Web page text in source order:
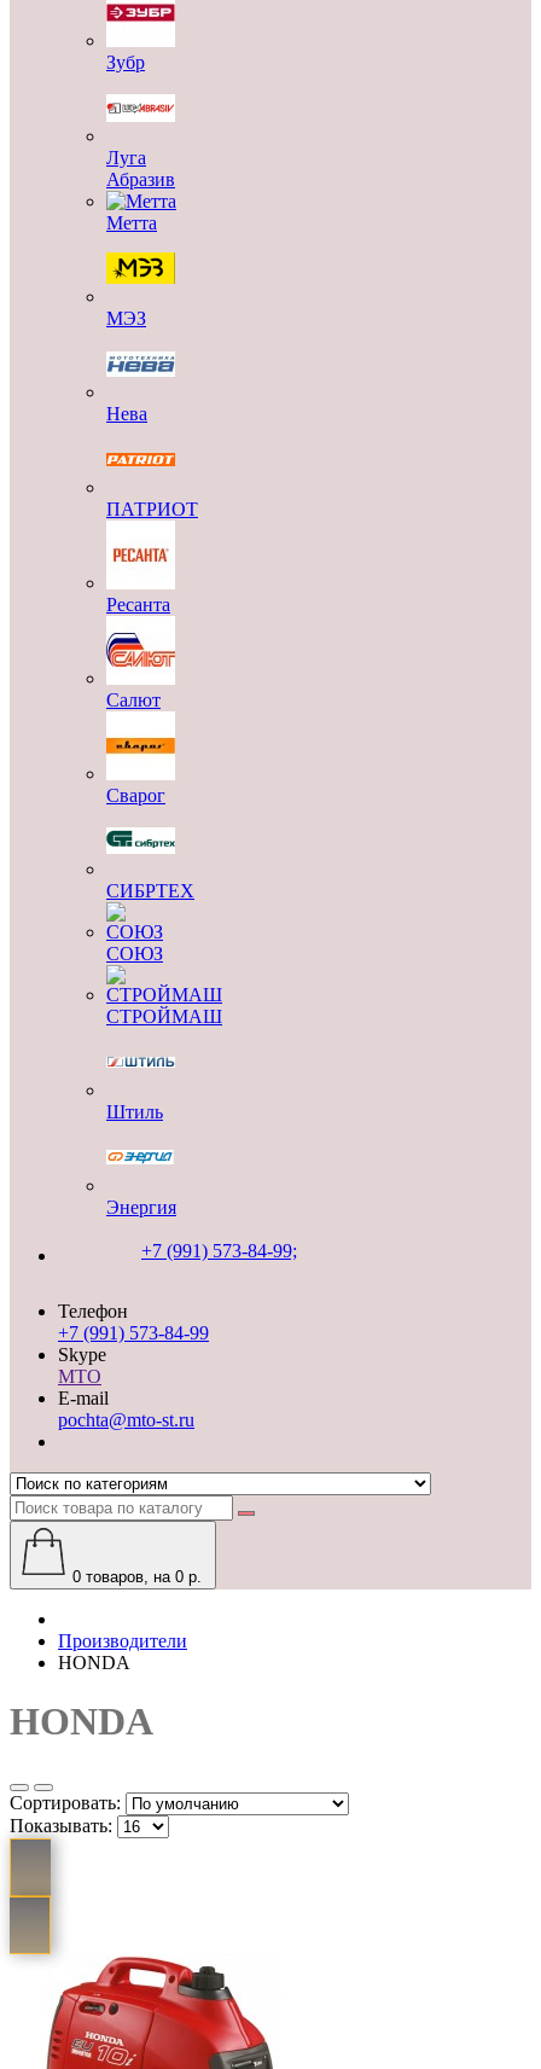
Зубр
Луга
Абразив
Метта
МЭЗ
Нева
ПАТРИОТ
Ресанта
Салют
Сварог
СИБРТЕХ
СОЮЗ
СТРОЙМАШ
Штиль
Энергия
+7 (991) 573-84-99;
Телефон
+7 (991) 573-84-99
Skype
MTO
E-mail
pochta@mto-st.ru
0 товаров, на 0 р.
Производители
HONDA
HONDA
Сортировать:
Показывать: